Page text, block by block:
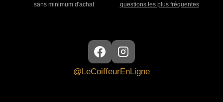
sans minimum d'achat
questions les plus fréquentes
@LeCoiffeurEnLigne